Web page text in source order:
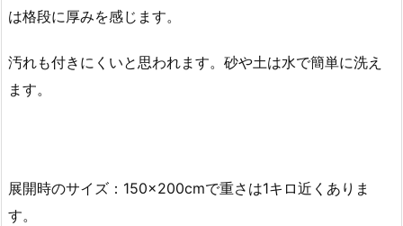
は格段に厚みを感じます。
汚れも付きにくいと思われます。砂や土は水で簡単に洗え
ます。
展開時のサイズ：150×200cmで重さは1キロ近くありま
す。